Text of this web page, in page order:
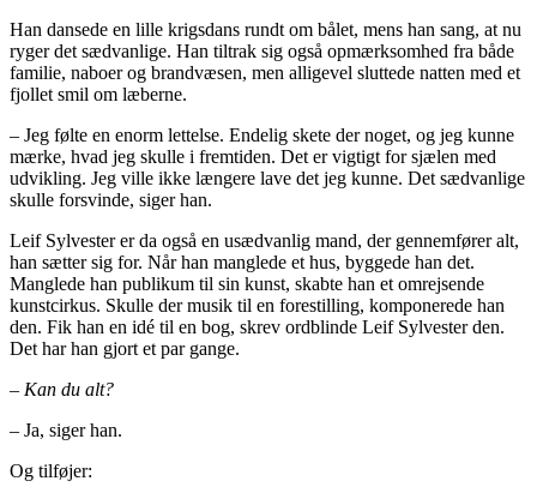
Han dansede en lille krigsdans rundt om bålet, mens han sang, at nu
ryger det sædvanlige. Han tiltrak sig også opmærksomhed fra både
familie, naboer og brandvæsen, men alligevel sluttede natten med et
fjollet smil om læberne.
– Jeg følte en enorm lettelse. Endelig skete der noget, og jeg kunne
mærke, hvad jeg skulle i fremtiden. Det er vigtigt for sjælen med
udvikling. Jeg ville ikke længere lave det jeg kunne. Det sædvanlige
skulle forsvinde, siger han.
Leif Sylvester er da også en usædvanlig mand, der gennemfører alt,
han sætter sig for. Når han manglede et hus, byggede han det.
Manglede han publikum til sin kunst, skabte han et omrejsende
kunstcirkus. Skulle der musik til en forestilling, komponerede han
den. Fik han en idé til en bog, skrev ordblinde Leif Sylvester den.
Det har han gjort et par gange.
– Kan du alt?
– Ja, siger han.
Og tilføjer: